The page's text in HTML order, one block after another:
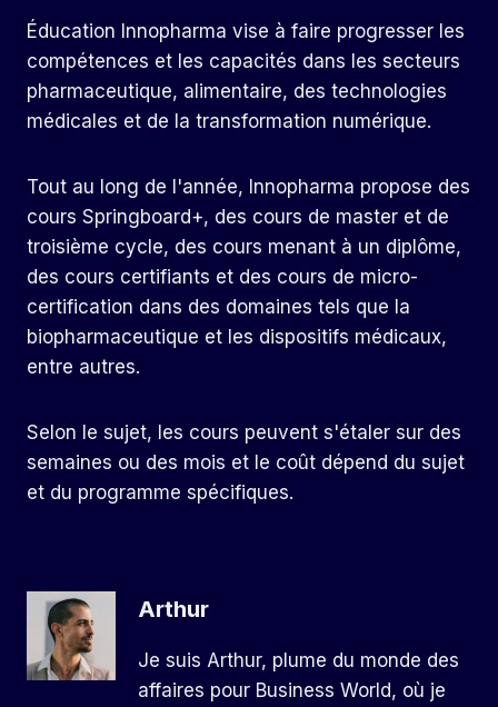
Éducation Innopharma vise à faire progresser les
compétences et les capacités dans les secteurs
pharmaceutique, alimentaire, des technologies
médicales et de la transformation numérique.
Tout au long de l'année, Innopharma propose des
cours Springboard+, des cours de master et de
troisième cycle, des cours menant à un diplôme,
des cours certifiants et des cours de micro-
certification dans des domaines tels que la
biopharmaceutique et les dispositifs médicaux,
entre autres.
Selon le sujet, les cours peuvent s'étaler sur des
semaines ou des mois et le coût dépend du sujet
et du programme spécifiques.
Arthur
Je suis Arthur, plume du monde des
affaires pour Business World, où je